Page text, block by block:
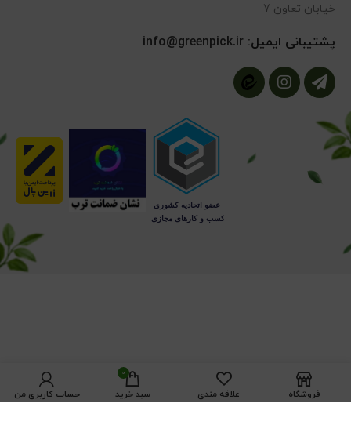
خیابان تعاون 7
پشتیبانی ایمیل:info@greenpick.ir
فروشگاه علاقه مندی
0
سبد خرید حساب کاربری من